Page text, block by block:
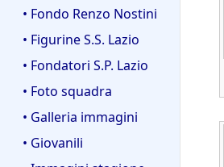
• Fondo Renzo Nostini
• Figurine S.S. Lazio
• Fondatori S.P. Lazio
• Foto squadra
• Galleria immagini
• Giovanili